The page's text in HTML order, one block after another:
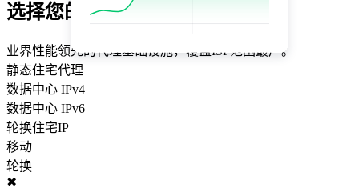
选择您的套餐
业界性能领先的代理基础设施，覆盖ISP范围最广。
静态住宅代理
数据中心 IPv4
数据中心 IPv6
轮换住宅IP
移动
轮换
✖